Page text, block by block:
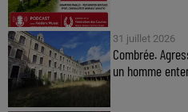
31 juillet 2026
Combrée.
un homme